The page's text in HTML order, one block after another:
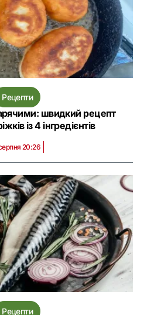
Рецепти
швидкий рецепт
із 4 інгредієнтів
20:26
Рецепти